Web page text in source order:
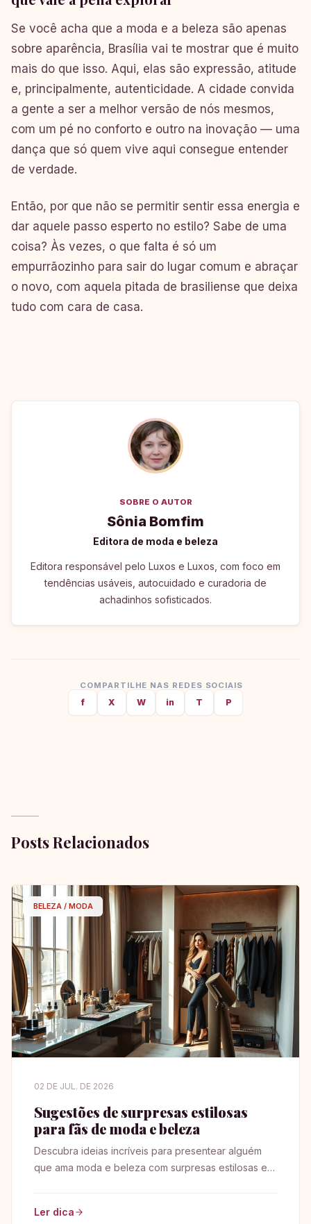
Se você acha que a moda e a beleza são apenas
sobre aparência, Brasília vai te mostrar que é muito
mais do que isso. Aqui, elas são expressão, atitude
e, principalmente, autenticidade. A cidade convida
a gente a ser a melhor versão de nós mesmos,
com um pé no conforto e outro na inovação — uma
dança que só quem vive aqui consegue entender
de verdade.
Então, por que não se permitir sentir essa energia e
dar aquele passo esperto no estilo? Sabe de uma
coisa? Às vezes, o que falta é só um
empurrãozinho para sair do lugar comum e abraçar
o novo, com aquela pitada de brasiliense que deixa
tudo com cara de casa.
SOBRE O AUTOR
Sônia Bomfim
Editora de moda e beleza
Editora responsável pelo Luxos e Luxos, com foco em
tendências usáveis, autocuidado e curadoria de
achadinhos sofisticados.
COMPARTILHE NAS REDES SOCIAIS
f X W in T P
Posts Relacionados
BELEZA / MODA
02 DE JUL. DE 2026
Sugestões de surpresas estilosas
para fãs de moda e beleza
Descubra ideias incríveis para presentear alguém
que ama moda e beleza com surpresas estilosas e
Ler dica